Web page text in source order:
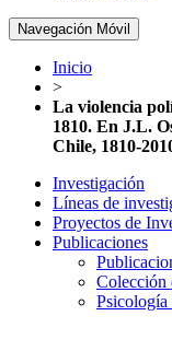
Navegación Móvil
Inicio
>
La violencia
1810. En J.L.
Chile, 1810-
Investigación
Líneas de
Proyectos de
Publicaciones
Colección